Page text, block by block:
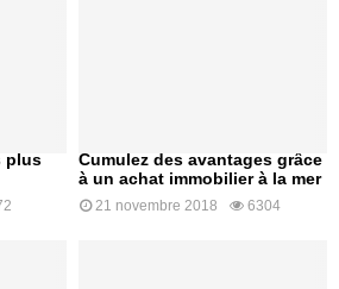
plus
Cumulez des avantages grâce
à un achat immobilier à la mer
21 novembre 2018 6304